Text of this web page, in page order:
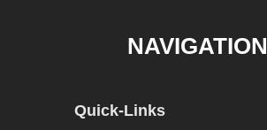
NAVIGATION
Quick-Links